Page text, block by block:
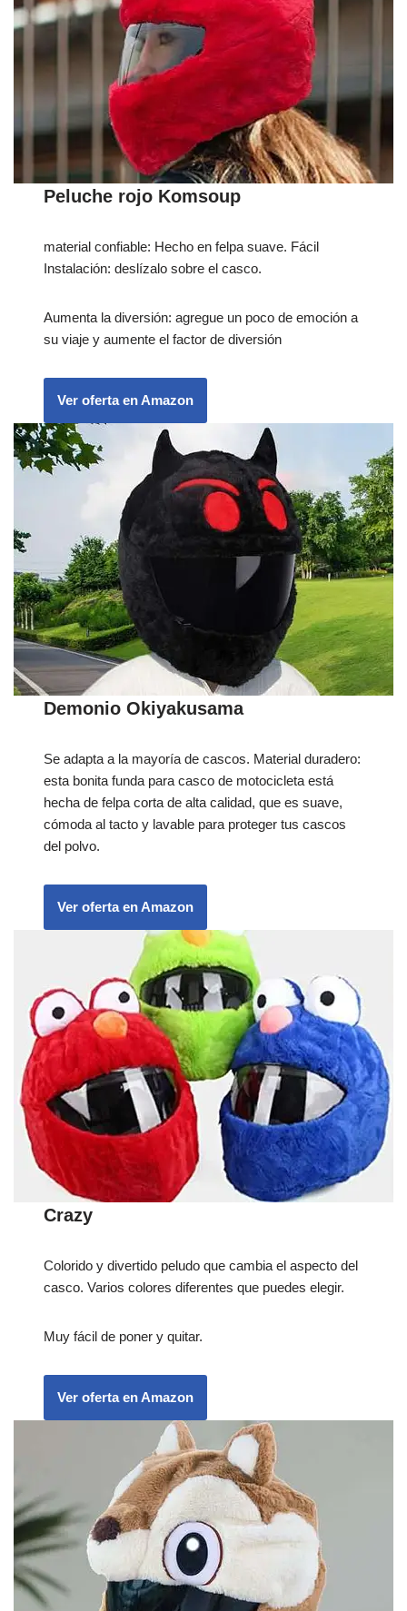
Peluche rojo Komsoup
material confiable: Hecho en felpa suave. Fácil
Instalación: deslízalo sobre el casco.
Aumenta la diversión: agregue un poco de emoción a
su viaje y aumente el factor de diversión
Ver oferta en Amazon
Demonio Okiyakusama
Se adapta a la mayoría de cascos. Material duradero:
esta bonita funda para casco de motocicleta está
hecha de felpa corta de alta calidad, que es suave,
cómoda al tacto y lavable para proteger tus cascos
del polvo.
Ver oferta en Amazon
Crazy
Colorido y divertido peludo que cambia el aspecto del
casco. Varios colores diferentes que puedes elegir.
Muy fácil de poner y quitar.
Ver oferta en Amazon